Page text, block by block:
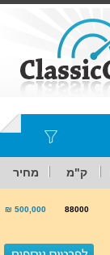
ק"מ מחיר
88000
500,000 ₪